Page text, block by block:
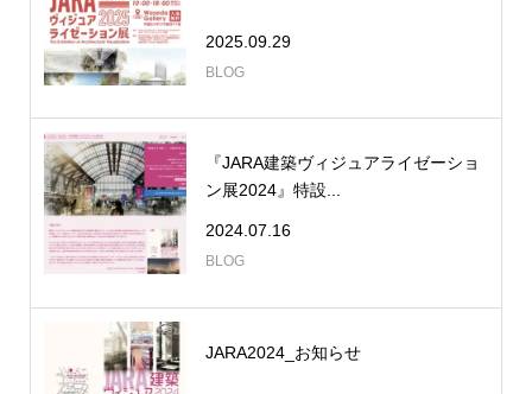
2025.09.29
BLOG
『JARA建築ヴィジュアライゼーショ
ン展2024』特設...
2024.07.16
BLOG
JARA2024_お知らせ